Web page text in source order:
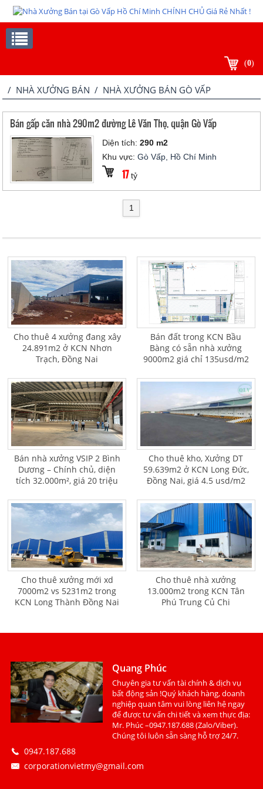
(0)
/ NHÀ XƯỞNG BÁN / NHÀ XƯỞNG BÁN GÒ VẤP
Bán gấp căn nhà 290m2 đường Lê Văn Thọ, quận Gò Vấp
Diện tích:290 m2
Khu vực:Gò Vấp, Hồ Chí Minh
17 tỷ
1
Cho thuê 4 xưởng đang xây
24.891m2 ở KCN Nhơn
Trạch, Đồng Nai
Bán đất trong KCN Bầu
Bàng có sẵn nhà xưởng
9000m2 giá chỉ 135usd/m2
Bán nhà xưởng VSIP 2 Bình
Dương – Chính chủ, diện
tích 32.000m², giá 20 triệu
Cho thuê kho, Xưởng DT
59.639m2 ở KCN Long Đức,
Đồng Nai, giá 4.5 usd/m2
Cho thuê xưởng mới xd
7000m2 vs 5231m2 trong
KCN Long Thành Đồng Nai
Cho thuê nhà xưởng
13.000m2 trong KCN Tân
Phú Trung Củ Chi
Quang Phúc
Chuyên gia tư vấn tài chính & dịch vụ
bất động sản !Quý khách hàng, doanh
nghiệp quan tâm vui lòng liên hệ ngay
để được tư vấn chi tiết và xem thực địa:
Mr. Phúc –0947.187.688 (Zalo/Viber).
Chúng tôi luôn sẵn sàng hỗ trợ 24/7.
0947.187.688
corporationvietmy@gmail.com